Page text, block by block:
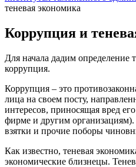
теневая экономика
Коррупция и
Для начала дадим определение
коррупция.
Коррупция – это
лица на своем посту,
интересов, приносящая вред
фирме и другим
взятки и прочие поборы
Как известно, теневая
экономические близнецы.